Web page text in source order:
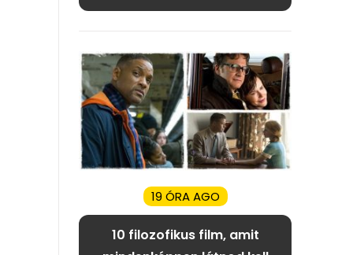
19 ÓRA AGO
10 filozofikus film, amit